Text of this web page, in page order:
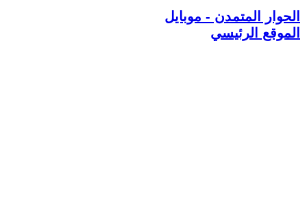
الحوار المتمدن - موبايل
الموقع الرئيسي